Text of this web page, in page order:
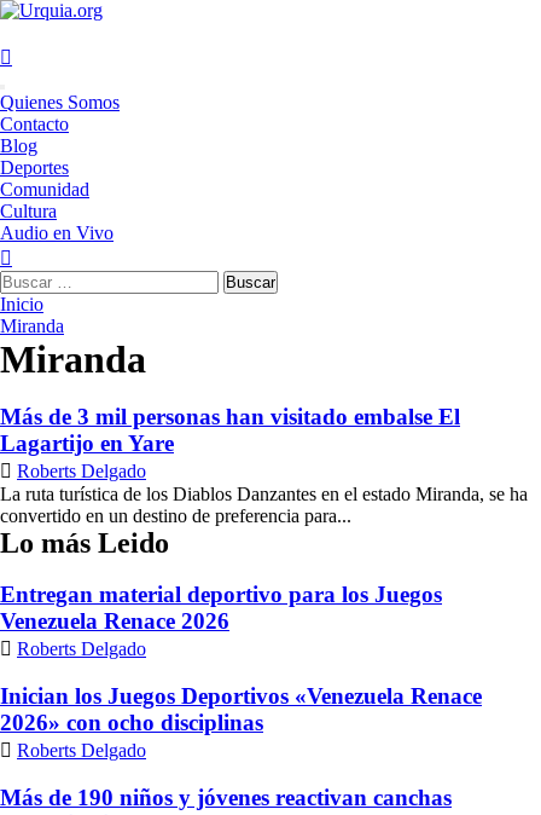
Saltar
contenido
Menú
principal
Quienes Somos
Contacto
Blog
Deportes
Comunidad
Cultura
Audio en Vivo
Buscar:
Inicio
Miranda
Miranda
Más de 3 mil personas han visitado embalse El
Lagartijo en Yare
Roberts Delgado
La ruta turística de los Diablos Danzantes en el estado Miranda, se ha
convertido en un destino de preferencia para...
Lo más Leido
Entregan material deportivo para los Juegos
Venezuela Renace 2026
Roberts Delgado
Inician los Juegos Deportivos «Venezuela Renace
2026» con ocho disciplinas
Roberts Delgado
Más de 190 niños y jóvenes reactivan canchas